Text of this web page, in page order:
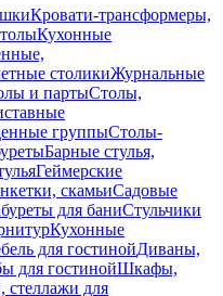
Кровати-трансформеры,
Кухонные
столикиЖурнальные
и партыСтолы,
группыСтолы-
Барные стулья,
Геймерские
скамьиСадовые
для баниСтульчики
Кухонные
для гостинойДиваны,
для гостинойШкафы,
стеллажи для